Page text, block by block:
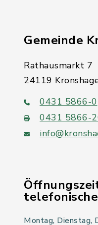
Gemeinde
Rathausmarkt 7
24119
0431 5866-0
0431 5866-
Montag, Dienstag,